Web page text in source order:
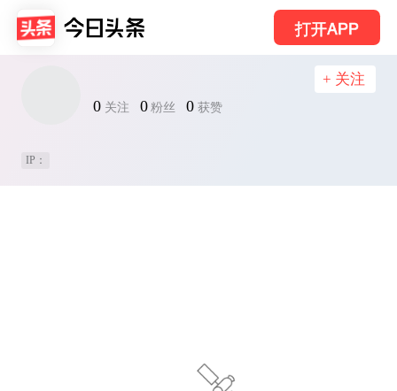
打开APP
0 关注 0 粉丝 0 获赞
+ 关注
IP：